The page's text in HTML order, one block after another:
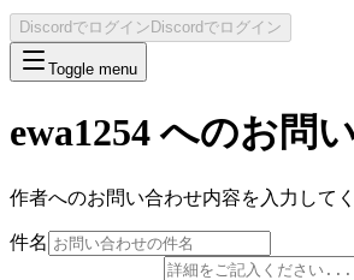
Discordでログイン Discordでログイン
Toggle menu
ewa1254へのお問
作者へのお問い合わせ内容を入力してく
件名